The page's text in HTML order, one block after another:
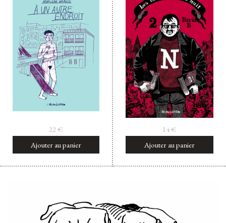
22€
Ajouter au panier
14€
Ajouter au panier